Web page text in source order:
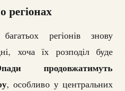
регіонах
регіонів знову
хоча їх розподіл буде
продовжатимуть
, особливо у центральних